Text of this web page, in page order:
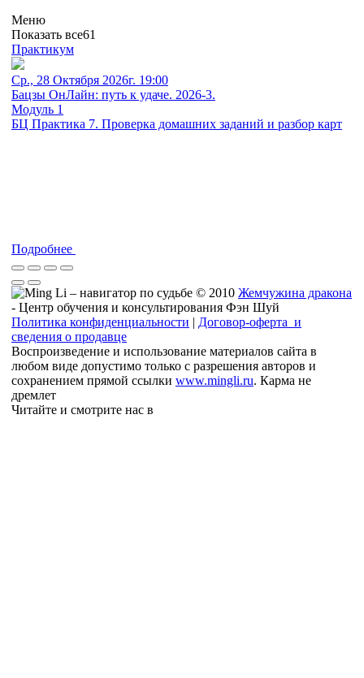
Меню
Показать все61
Практикум
Ср., 28 Октября 2026г. 19:00
Бацзы ОнЛайн: путь к удаче. 2026-3.
Модуль 1
БЦ Практика 7. Проверка домашних заданий и разбор карт
Подробнее
© 2010 Жемчужина дракона
- Центр обучения и консультирования Фэн Шуй
Политика конфиденциальности | Договор-оферта и
сведения о продавце
Воспроизведение и использование материалов сайта в
любом виде допустимо только с разрешения авторов и
сохранением прямой ссылки www.mingli.ru. Карма не
дремлет
Читайте и смотрите нас в